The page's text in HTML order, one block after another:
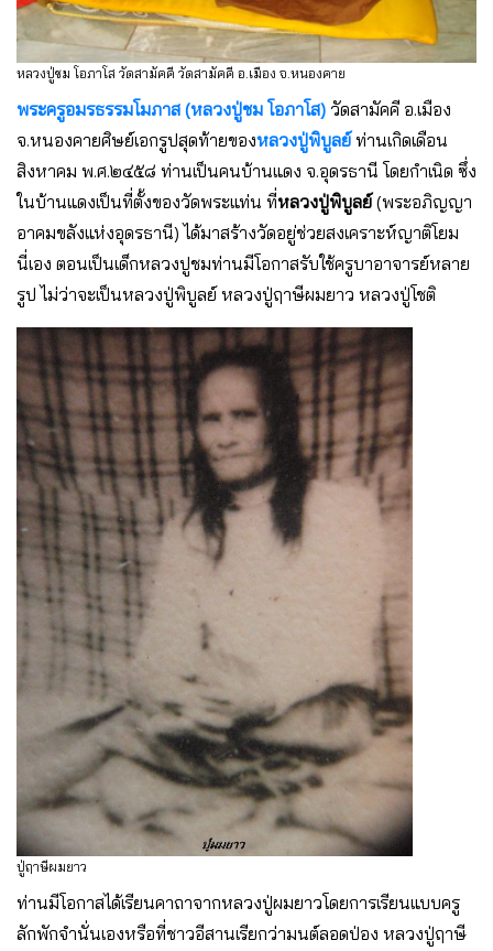
หลวงปู่ชม โอภาโส วัดสามัคคี วัดสามัคคี อ.เมือง จ.หนองคาย
พระครูอมรธรรมโมภาส (หลวงปู่ชม โอภาโส) วัดสามัคคี อ.เมือง
จ.หนองคายศิษย์เอกรูปสุดท้ายของหลวงปู่พิบูลย์ท่านเกิดเดือน
สิงหาคม พ.ศ.๒๔๕๘ ท่านเป็นคนบ้านแดง จ.อุดรธานี โดยกำเนิด ซึ่ง
ในบ้านแดงเป็นที่ตั้งของวัดพระแท่น ที่หลวงปู่พิบูลย์(พระอภิญญา
อาคมขลังแห่งอุดรธานี) ได้มาสร้างวัดอยู่ช่วยสงเคราะห์ญาติโยม
นี่เอง ตอนเป็นเด็กหลวงปูชมท่านมีโอกาสรับใช้ครูบาอาจารย์หลาย
รูป ไม่ว่าจะเป็นหลวงปู่พิบูลย์ หลวงปู่ฤาษีผมยาว หลวงปู่โชติ
ปู่ฤาษีผมยาว
ท่านมีโอกาสได้เรียนคาถาจากหลวงปู่ผมยาวโดยการเรียนแบบครู
ลักพักจำนั่นเองหรือที่ชาวอีสานเรียกว่ามนต์ลอดป่อง หลวงปู่ฤาษี